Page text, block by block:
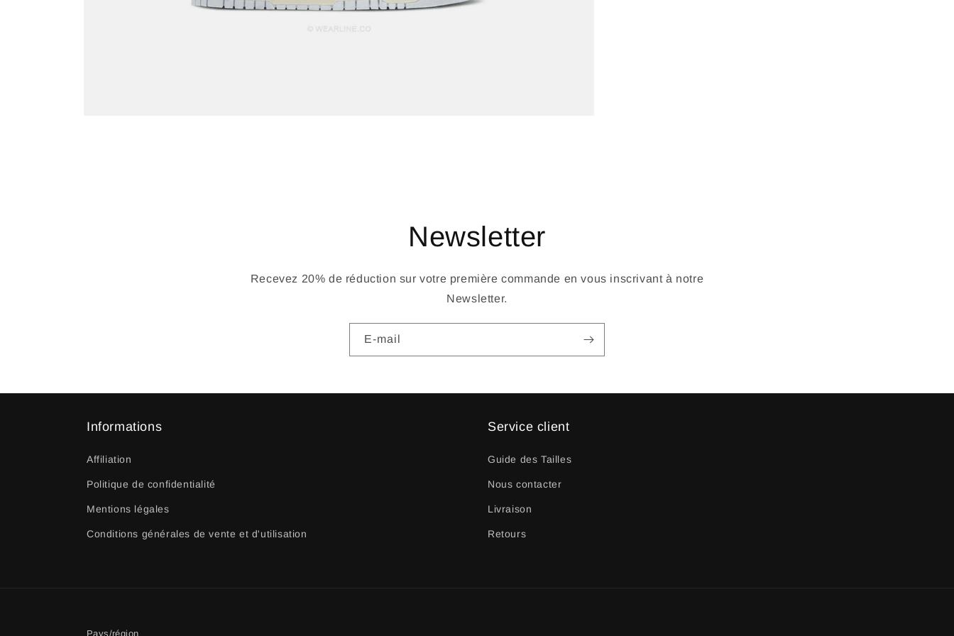
Newsletter
Recevez 20% de réduction sur votre première commande en vous inscrivant à notre
Newsletter.
E-mail
Informations
Affiliation
Politique de confidentialité
Mentions légales
Conditions générales de vente et d'utilisation
Service client
Guide des Tailles
Nous contacter
Livraison
Retours
Pays/région